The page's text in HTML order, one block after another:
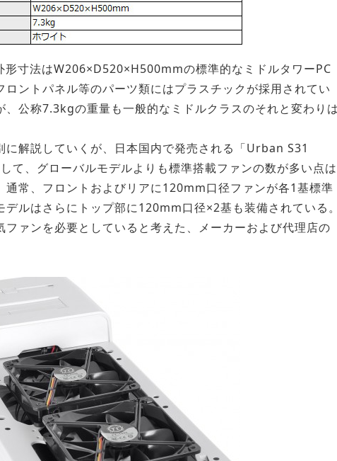
形寸法はW206×D520×H500mmの標準的なミドルタワーPC
ントパネル等のパーツ類にはプラスチックが採用されてい
、公称7.3kgの重量も一般的なミドルクラスのそれと変わり
解説していくが、日本国内で発売される「Urban S31
、グローバルモデルよりも標準搭載ファンの数が多い点は
通常、フロントおよびリアに120mm口径ファンが各1基標準
デルはさらにトップ部に120mm口径×2基も装備されている
ァンを必要としていると考えた、メーカーおよび代理店の